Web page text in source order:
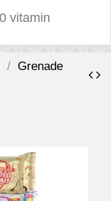
Grenade